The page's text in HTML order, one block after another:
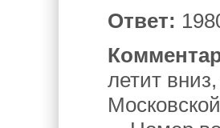
Ответ:
летит